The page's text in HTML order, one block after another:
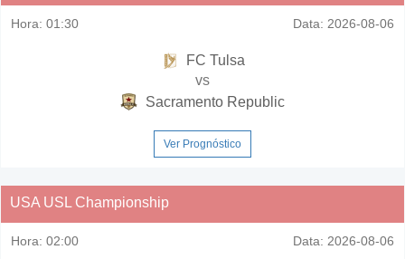
Hora: 01:30 Data: 2026-08-06
FC Tulsa
vs
Sacramento Republic
Ver Prognóstico
USA USL Championship
Hora: 02:00 Data: 2026-08-06